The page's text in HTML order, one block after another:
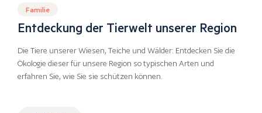
Familie
Entdeckung der Tierwelt unserer Region
Die Tiere unserer Wiesen, Teiche und Wälder: Entdecken Sie die
Ökologie dieser für unsere Region so typischen Arten und
erfahren Sie, wie Sie sie schützen können.